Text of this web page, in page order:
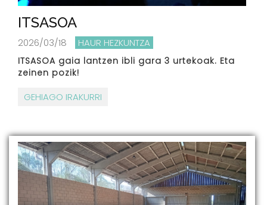
ITSASOA
2026/03/18 HAUR HEZKUNTZA
ITSASOA gaia lantzen ibli gara 3 urtekoak. Eta
zeinen pozik!
GEHIAGO IRAKURRI